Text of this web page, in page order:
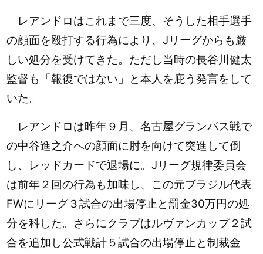
レアンドロはこれまで三度、そうした相手選手
の顔面を殴打する行為により、Jリーグからも厳
しい処分を受けてきた。ただし当時の長谷川健太
監督も「報復ではない」と本人を庇う発言をして
いた。
レアンドロは昨年９月、名古屋グランパス戦で
の中谷進之介への顔面に肘を向けて突進して倒
し、レッドカードで退場に。Jリーグ規律委員会
は前年２回の行為も加味し、この元ブラジル代表
FWにリーグ３試合の出場停止と罰金30万円の処
分を科した。さらにクラブはルヴァンカップ２試
合を追加し公式戦計５試合の出場停止と制裁金